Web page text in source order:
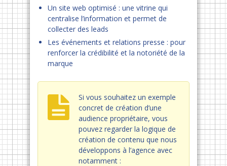
Un site web optimisé : une vitrine qui
centralise l’information et permet de
collecter des leads
Les événements et relations presse : pour
renforcer la crédibilité et la notoriété de la
marque
Si vous souhaitez un exemple
concret de création d’une
audience propriétaire, vous
pouvez regarder la logique de
création de contenu que nous
développons à l’agence avec
notamment :